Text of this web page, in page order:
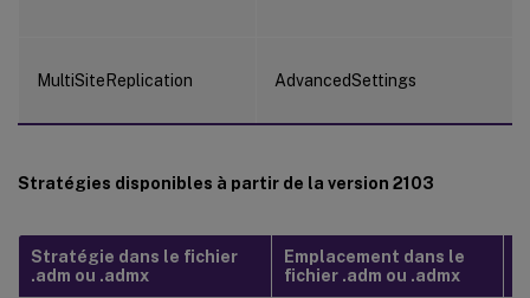
MultiSiteReplication AdvancedSettings
Stratégies disponibles à partir de la version 2103
Stratégie dans le fichier
.adm ou .admx
Emplacement dans le
fichier .adm ou .admx